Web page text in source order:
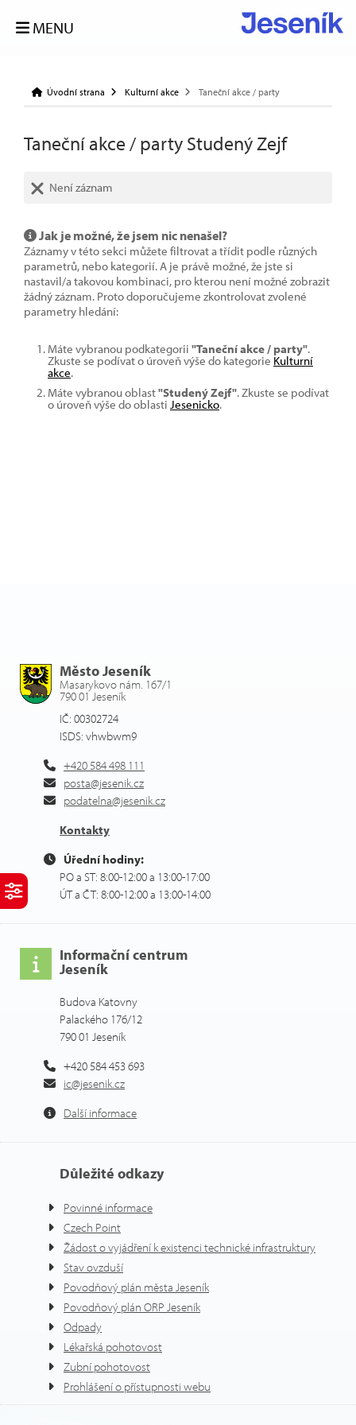
MENU
Úvodní strana Kulturní akce Taneční akce / party
Taneční akce / party Studený Zejf
Není záznam
Jak je možné, že jsem nic nenašel?
Záznamy v této sekci můžete filtrovat a třídit podle různých
parametrů, nebo kategorií. A je právě možné, že jste si
nastavil/a takovou kombinaci, pro kterou není možné zobrazit
žádný záznam. Proto doporučujeme zkontrolovat zvolené
parametry hledání:
Máte vybranou podkategorii "Taneční akce / party".
Zkuste se podívat o úroveň výše do kategorie Kulturní
akce.
Máte vybranou oblast"Studený Zejf". Zkuste se podívat
o úroveň výše do oblasti Jesenicko.
Město Jeseník
Masarykovo nám. 167/1
790 01 Jeseník
IČ: 00302724
ISDS: vhwbwm9
+420 584 498 111
posta@jesenik.cz
podatelna@jesenik.cz
Kontakty
Úřední hodiny:
PO a ST: 8:00-12:00 a 13:00-17:00
ÚT a ČT: 8:00-12:00 a 13:00-14:00
Informační centrum
Jeseník
Budova Katovny
Palackého 176/12
790 01 Jeseník
+420 584 453 693
ic@jesenik.cz
Další informace
Důležité odkazy
Povinné informace
Czech Point
Žádost o vyjádření k existenci technické infrastruktury
Stav ovzduší
Povodňový plán města Jeseník
Povodňový plán ORP Jeseník
Odpady
Lékařská pohotovost
Zubní pohotovost
Prohlášení o přístupnosti webu